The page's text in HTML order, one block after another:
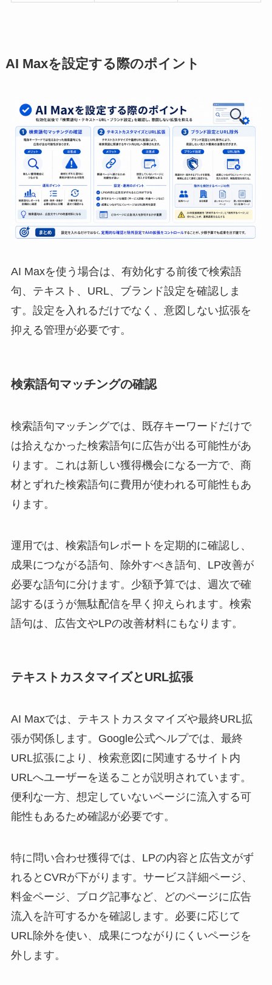
AI Maxを設定する際のポイント
AI Maxを使う場合は、有効化する前後で検索語
句、テキスト、URL、ブランド設定を確認しま
す。設定を入れるだけでなく、意図しない拡張を
抑える管理が必要です。
検索語句マッチングの確認
検索語句マッチングでは、既存キーワードだけで
は拾えなかった検索語句に広告が出る可能性があ
ります。これは新しい獲得機会になる一方で、商
材とずれた検索語句に費用が使われる可能性もあ
ります。
運用では、検索語句レポートを定期的に確認し、
成果につながる語句、除外すべき語句、LP改善が
必要な語句に分けます。少額予算では、週次で確
認するほうが無駄配信を早く抑えられます。検索
語句は、広告文やLPの改善材料にもなります。
テキストカスタマイズとURL拡張
AI Maxでは、テキストカスタマイズや最終URL拡
張が関係します。Google公式ヘルプでは、最終
URL拡張により、検索意図に関連するサイト内
URLへユーザーを送ることが説明されています。
便利な一方、想定していないページに流入する可
能性もあるため確認が必要です。
特に問い合わせ獲得では、LPの内容と広告文がず
れるとCVRが下がります。サービス詳細ページ、
料金ページ、ブログ記事など、どのページに広告
流入を許可するかを確認します。必要に応じて
URL除外を使い、成果につながりにくいページを
外します。